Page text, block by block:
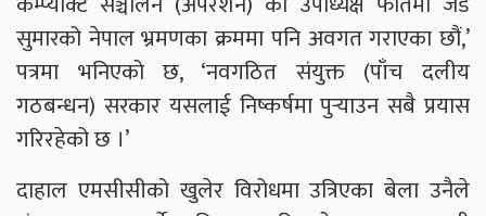
सुमारको नेपाल भ्रमणका क्रममा पनि अवगत गराएका छौं,’
पत्रमा भनिएको छ, ‘नवगठित संयुक्त (पाँच दलीय
गठबन्धन) सरकार यसलाई निष्कर्षमा पुर्‍याउन सबै प्रयास
गरिरहेको छ ।’
दाहाल एमसीसीको खुलेर विरोधमा उत्रिएका बेला उनैले